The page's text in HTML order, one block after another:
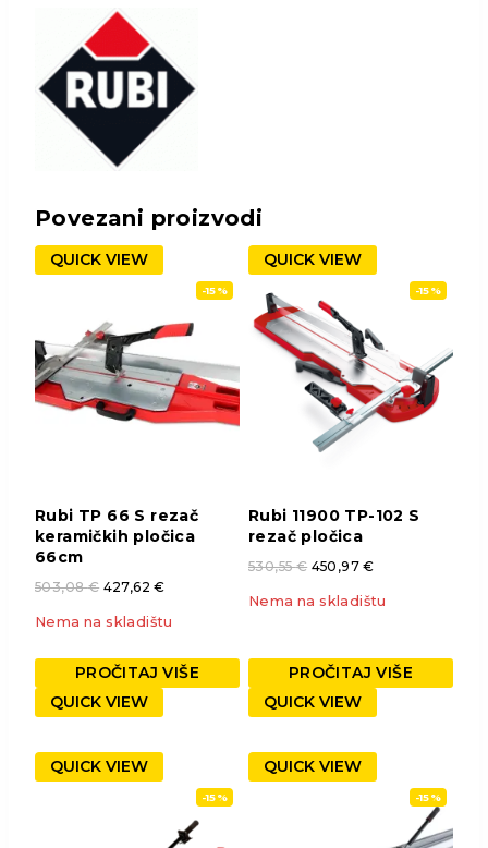
Povezani proizvodi
QUICK VIEW
-15%
Rubi TP 66 S rezač
keramičkih pločica
66cm
503,08€ 427,62€
Nema na skladištu
PROČITAJ VIŠE
QUICK VIEW
QUICK VIEW
-15%
Rubi 11900 TP-102 S
rezač pločica
530,55€ 450,97€
Nema na skladištu
PROČITAJ VIŠE
QUICK VIEW
QUICK VIEW
-15%
QUICK VIEW
-15%